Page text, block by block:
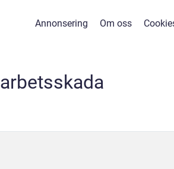
Annonsering Om oss
arbetsskada